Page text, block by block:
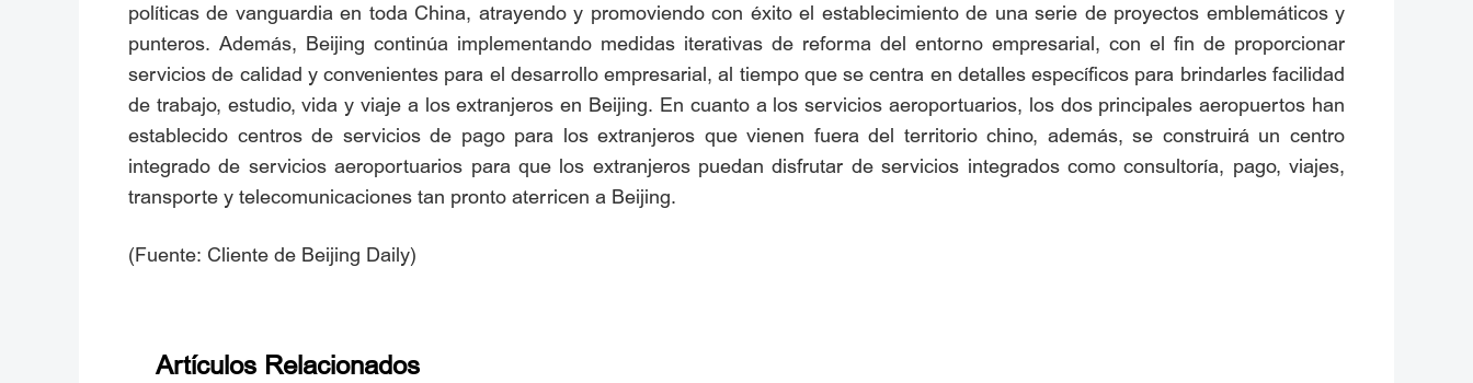
políticas de vanguardia en toda China, atrayendo y promoviendo con éxito el establecimiento de una serie de proyectos emblemáticos y
punteros. Además, Beijing continúa implementando medidas iterativas de reforma del entorno empresarial, con el fin de proporcionar
servicios de calidad y convenientes para el desarrollo empresarial, al tiempo que se centra en detalles específicos para brindarles facilidad
de trabajo, estudio, vida y viaje a los extranjeros en Beijing. En cuanto a los servicios aeroportuarios, los dos principales aeropuertos han
establecido centros de servicios de pago para los extranjeros que vienen fuera del territorio chino, además, se construirá un centro
integrado de servicios aeroportuarios para que los extranjeros puedan disfrutar de servicios integrados como consultoría, pago, viajes,
transporte y telecomunicaciones tan pronto aterricen a Beijing.
(Fuente: Cliente de Beijing Daily)
Artículos Relacionados